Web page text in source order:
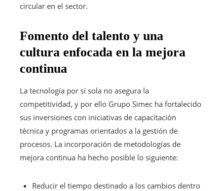
circular en el sector.
Fomento del talento y una
cultura enfocada en la mejora
continua
La tecnología por sí sola no asegura la
competitividad, y por ello Grupo Simec ha fortalecido
sus inversiones con iniciativas de capacitación
técnica y programas orientados a la gestión de
procesos. La incorporación de metodologías de
mejora continua ha hecho posible lo siguiente:
Reducir el tiempo destinado a los cambios dentro